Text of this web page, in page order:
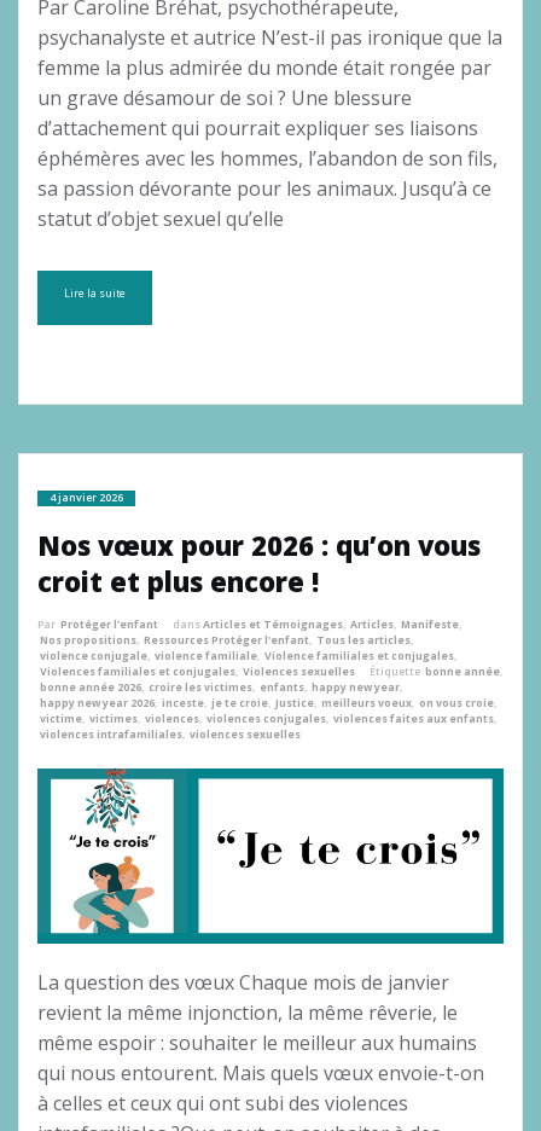
Par Caroline Bréhat, psychothérapeute,
psychanalyste et autrice N’est-il pas ironique que la
femme la plus admirée du monde était rongée par
un grave désamour de soi ? Une blessure
d’attachement qui pourrait expliquer ses liaisons
éphémères avec les hommes, l’abandon de son fils,
sa passion dévorante pour les animaux. Jusqu’à ce
statut d’objet sexuel qu’elle
Lire la suite
4 janvier 2026
Nos vœux pour 2026 : qu’on vous
croit et plus encore !
Par Protéger l'enfant dansArticles et Témoignages, Articles, Manifeste,
Nos propositions, Ressources Protéger l'enfant, Tous les articles,
violence conjugale, violence familiale, Violence familiales et conjugales,
Violences familiales et conjugales, Violences sexuelles Étiquette bonne année,
bonne année 2026, croire les victimes, enfants, happy new year,
happy new year 2026, inceste, je te croie, Justice, meilleurs voeux, on vous croie,
victime, victimes, violences, violences conjugales, violences faites aux enfants,
violences intrafamiliales, violences sexuelles
La question des vœux Chaque mois de janvier
revient la même injonction, la même rêverie, le
même espoir : souhaiter le meilleur aux humains
qui nous entourent. Mais quels vœux envoie-t-on
à celles et ceux qui ont subi des violences